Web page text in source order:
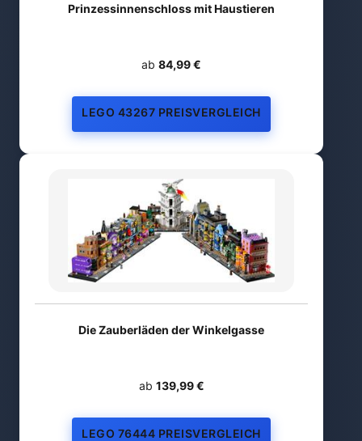
Prinzessinnenschloss mit Haustieren
ab 84,99 €
LEGO 43267 PREISVERGLEICH
Die Zauberläden der Winkelgasse
ab 139,99 €
LEGO 76444 PREISVERGLEICH